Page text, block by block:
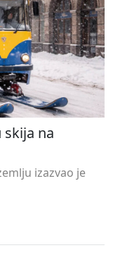
skija na
izazvao je